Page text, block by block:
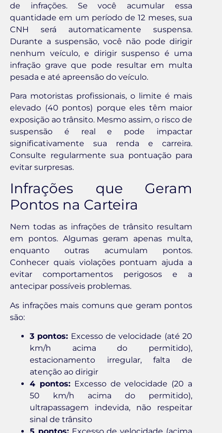
de infrações. Se você acumular essa
quantidade em um período de 12 meses, sua
CNH será automaticamente suspensa.
Durante a suspensão, você não pode dirigir
nenhum veículo, e dirigir suspenso é uma
infração grave que pode resultar em multa
pesada e até apreensão do veículo.
Para motoristas profissionais, o limite é mais
elevado (40 pontos) porque eles têm maior
exposição ao trânsito. Mesmo assim, o risco de
suspensão é real e pode impactar
significativamente sua renda e carreira.
Consulte regularmente sua pontuação para
evitar surpresas.
Infrações que Geram
Pontos na Carteira
Nem todas as infrações de trânsito resultam
em pontos. Algumas geram apenas multa,
enquanto outras acumulam pontos.
Conhecer quais violações pontuam ajuda a
evitar comportamentos perigosos e a
antecipar possíveis problemas.
As infrações mais comuns que geram pontos
são:
3 pontos: Excesso de velocidade (até 20
km/h acima do permitido),
estacionamento irregular, falta de
atenção ao dirigir
4 pontos:Excesso de velocidade (20 a
50 km/h acima do permitido),
ultrapassagem indevida, não respeitar
sinal de trânsito